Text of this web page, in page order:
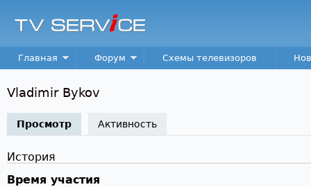
TV
Service
Main menu
Главная Форум Схемы телевизоров
Vladimir Bykov
Просмотр (активная вкладка)
Активность
История
Время участия